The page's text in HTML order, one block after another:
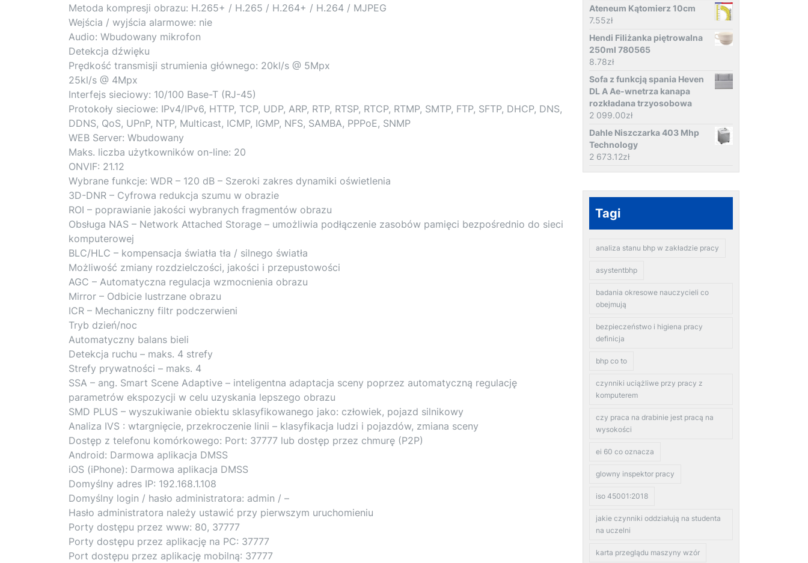
Metoda kompresji obrazu: H.265+ / H.265 / H.264+ / H.264 / MJPEG
Wejścia / wyjścia alarmowe: nie
Audio: Wbudowany mikrofon
Detekcja dźwięku
Prędkość transmisji strumienia głównego: 20kl/s @ 5Mpx
25kl/s @ 4Mpx
Interfejs sieciowy: 10/100 Base-T (RJ-45)
Protokoły sieciowe: IPv4/IPv6, HTTP, TCP, UDP, ARP, RTP, RTSP, RTCP, RTMP, SMTP, FTP, SFTP, DHCP, DNS,
DDNS, QoS, UPnP, NTP, Multicast, ICMP, IGMP, NFS, SAMBA, PPPoE, SNMP
WEB Server: Wbudowany
Maks. liczba użytkowników on-line: 20
ONVIF: 21.12
Wybrane funkcje: WDR – 120 dB – Szeroki zakres dynamiki oświetlenia
3D-DNR – Cyfrowa redukcja szumu w obrazie
ROI – poprawianie jakości wybranych fragmentów obrazu
Obsługa NAS – Network Attached Storage – umożliwia podłączenie zasobów pamięci bezpośrednio do sieci
komputerowej
BLC/HLC – kompensacja światła tła / silnego światła
Możliwość zmiany rozdzielczości, jakości i przepustowości
AGC – Automatyczna regulacja wzmocnienia obrazu
Mirror – Odbicie lustrzane obrazu
ICR – Mechaniczny filtr podczerwieni
Tryb dzień/noc
Automatyczny balans bieli
Detekcja ruchu – maks. 4 strefy
Strefy prywatności – maks. 4
SSA – ang. Smart Scene Adaptive – inteligentna adaptacja sceny poprzez automatyczną regulację
parametrów ekspozycji w celu uzyskania lepszego obrazu
SMD PLUS – wyszukiwanie obiektu sklasyfikowanego jako: człowiek, pojazd silnikowy
Analiza IVS : wtargnięcie, przekroczenie linii – klasyfikacja ludzi i pojazdów, zmiana sceny
Dostęp z telefonu komórkowego: Port: 37777 lub dostęp przez chmurę (P2P)
Android: Darmowa aplikacja DMSS
iOS (iPhone): Darmowa aplikacja DMSS
Domyślny adres IP: 192.168.1.108
Domyślny login / hasło administratora: admin / –
Hasło administratora należy ustawić przy pierwszym uruchomieniu
Porty dostępu przez www: 80, 37777
Porty dostępu przez aplikację na PC: 37777
Port dostępu przez aplikację mobilną: 37777
Ateneum Kątomierz 10cm
7.55zł
Hendi Filiżanka piętrowalna
250ml 780565
8.78zł
Sofa z funkcją spania Heven
DL A Ae-wnetrza kanapa
rozkładana trzyosobowa
2 099.00zł
Dahle Niszczarka 403 Mhp
Technology
2 673.12zł
Tagi
analiza stanu bhp w zakładzie pracy
asystentbhp
badania okresowe nauczycieli co
obejmują
bezpieczeństwo i higiena pracy
definicja
bhp co to
czynniki uciążliwe przy pracy z
komputerem
czy praca na drabinie jest pracą na
wysokości
ei 60 co oznacza
glowny inspektor pracy
iso 45001:2018
jakie czynniki oddziałują na studenta
na uczelni
karta przeglądu maszyny wzór